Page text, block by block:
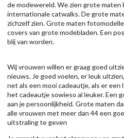
de modewereld. We zien grote maten
internationale catwalks. De grote
zichzelf zien. Grote maten
covers van grote modebladen. Een
blij van worden.
Wij vrouwen willen er graag goed
nieuws. Je goed voelen, er leuk
net als een mooi cadeautje, als er
het cadeautje sowieso al leuker. Een
aan je persoonlijkheid. Grote maten
alle vrouwen met meer dan 44 een
uitstraling te geven